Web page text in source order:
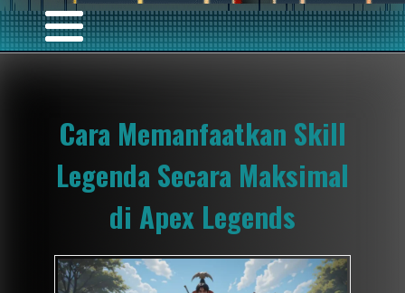
Cara Memanfaatkan Skill
Legenda Secara Maksimal
di Apex Legends